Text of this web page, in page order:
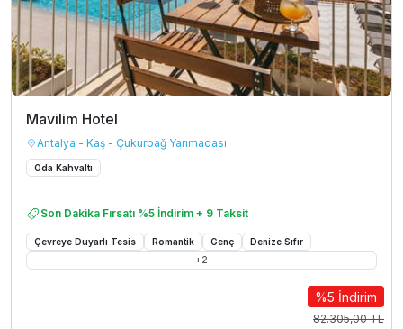
Mavilim Hotel
Antalya - Kaş - Çukurbağ Yarımadası
Oda Kahvaltı
Son Dakika Fırsatı %5 İndirim + 9 Taksit
Çevreye Duyarlı Tesis Romantik Genç
Denize Sıfır
+2
%5 İndirim
82.305,00 TL